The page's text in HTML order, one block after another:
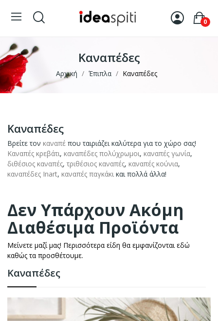
0
Καναπέδες
Αρχική Έπιπλα Καναπέδες
Καναπέδες
Καναπέδες
Βρείτε τον καναπέ που ταιριάζει καλύτερα για το χώρο σας!
Καναπές κρεβάτι, καναπέδες πολύχρωμοι, καναπές γωνία,
διθέσιος καναπές, τριθέσιος καναπές, καναπές κούνια,
καναπέδες Inart, καναπές παγκάκικαι πολλά άλλα!
Δεν Υπάρχουν Ακόμη
Διαθέσιμα Προϊόντα
Μείνετε μαζί μας! Περισσότερα είδη θα εμφανίζονται εδώ
καθώς τα προσθέτουμε.